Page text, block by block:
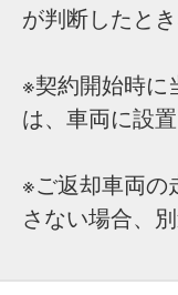
が判断したと
※契約開始時に
は、車両に設
※ご返却車両の
さない場合、